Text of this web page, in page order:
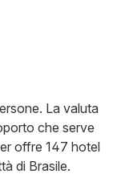
La valuta
che serve
offre 147 hotel
di Brasile.